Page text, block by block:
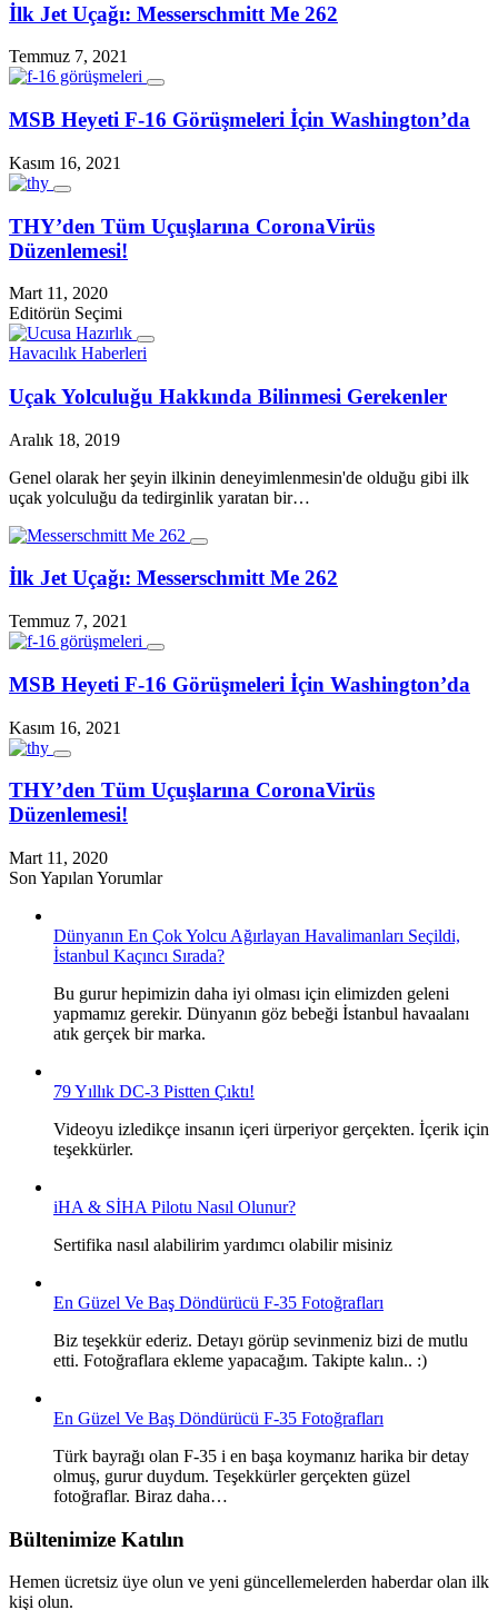
İlk Jet Uçağı: Messerschmitt Me 262
Temmuz 7, 2021
MSB Heyeti F-16 Görüşmeleri İçin Washington’da
Kasım 16, 2021
THY’den Tüm Uçuşlarına CoronaVirüs
Düzenlemesi!
Mart 11, 2020
Editörün Seçimi
Havacılık Haberleri
Uçak Yolculuğu Hakkında Bilinmesi Gerekenler
Aralık 18, 2019
Genel olarak her şeyin ilkinin deneyimlenmesin'de olduğu gibi ilk
uçak yolculuğu da tedirginlik yaratan bir…
İlk Jet Uçağı: Messerschmitt Me 262
Temmuz 7, 2021
MSB Heyeti F-16 Görüşmeleri İçin Washington’da
Kasım 16, 2021
THY’den Tüm Uçuşlarına CoronaVirüs
Düzenlemesi!
Mart 11, 2020
Son Yapılan Yorumlar
Dünyanın En Çok Yolcu Ağırlayan Havalimanları Seçildi,
İstanbul Kaçıncı Sırada?
Bu gurur hepimizin daha iyi olması için elimizden geleni
yapmamız gerekir. Dünyanın göz bebeği İstanbul havaalanı
atık gerçek bir marka.
79 Yıllık DC-3 Pistten Çıktı!
Videoyu izledikçe insanın içeri ürperiyor gerçekten. İçerik için
teşekkürler.
iHA & SİHA Pilotu Nasıl Olunur?
Sertifika nasıl alabilirim yardımcı olabilir misiniz
En Güzel Ve Baş Döndürücü F-35 Fotoğrafları
Biz teşekkür ederiz. Detayı görüp sevinmeniz bizi de mutlu
etti. Fotoğraflara ekleme yapacağım. Takipte kalın.. :)
En Güzel Ve Baş Döndürücü F-35 Fotoğrafları
Türk bayrağı olan F-35 i en başa koymanız harika bir detay
olmuş, gurur duydum. Teşekkürler gerçekten güzel
fotoğraflar. Biraz daha…
Bültenimize Katılın
Hemen ücretsiz üye olun ve yeni güncellemelerden haberdar olan ilk
kişi olun.